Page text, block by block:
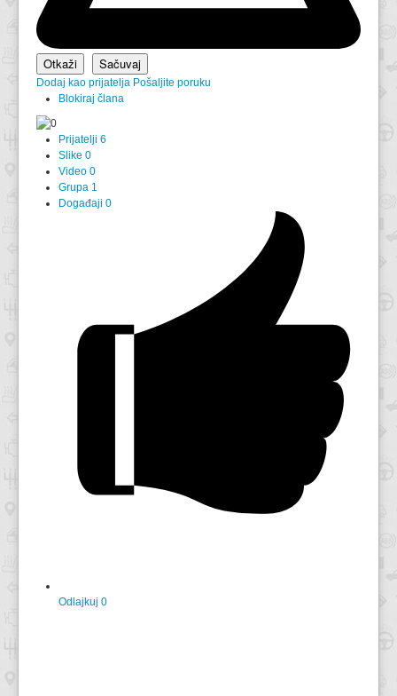
Dodaj kao prijatelja Pošaljite poruku
Blokiraj člana
Prijatelji 6
Slike 0
Video 0
Grupa 1
Događaji 0
Odlajkuj 0